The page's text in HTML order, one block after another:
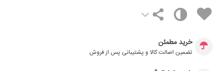
خرید مطمئن
تضمین اصالت کالا و پشتیبانی پس از فروش